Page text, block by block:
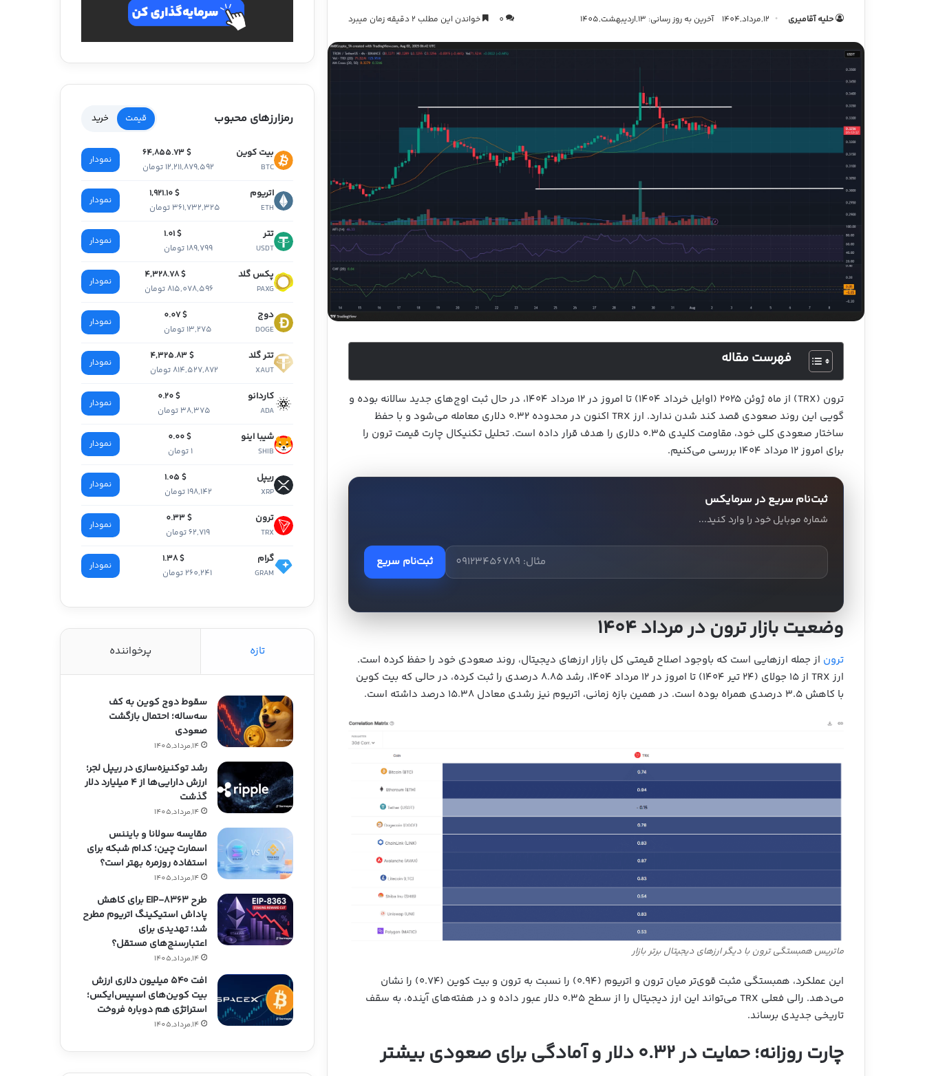
حلیه آقامیری 12,مرداد,1404 آخرین به روز رسانی: 13,اردیبهشت,1405 0 خواندن این مطلب 2 دقیقه زمان میبرد
فهرست مقاله
ترون (TRX) از ماه ژوئن ۲۰۲۵ (اوایل خرداد ۱۴۰۴) تا امروز در ۱۲ مرداد ۱۴۰۴، در حال ثبت اوج‌های جدید سالانه بوده و
گویی این روند صعودی قصد کند شدن ندارد. ارز TRX اکنون در محدوده ۰.۳۲ دلاری معامله می‌شود و با حفظ
ساختار صعودی کلی خود، مقاومت کلیدی ۰.۳۵ دلاری را هدف قرار داده است. تحلیل تکنیکال چارت قیمت ترون را
برای امروز ۱۲ مرداد ۱۴۰۴ بررسی می‌کنیم.
ثبت‌نام سریع در سرمایکس
شماره موبایل خود را وارد کنید...
ثبت‌نام سریع
وضعیت بازار ترون در مرداد ۱۴۰۴
ترون از جمله ارزهایی است که باوجود اصلاح قیمتی کل بازار ارزهای دیجیتال، روند صعودی خود را حفظ کرده است.
ارز TRX از ۱۵ جولای (۲۴ تیر ۱۴۰۴) تا امروز در ۱۲ مرداد ۱۴۰۴، رشد ۸.۸۵ درصدی را ثبت کرده، در حالی که بیت کوین
با کاهش ۳.۵ درصدی همراه بوده است. در همین بازه زمانی، اتریوم نیز رشدی معادل ۱۵.۳۸ درصد داشته است.
ماتریس همبستگی ترون با دیگر ارزهای دیجیتال برتر بازار
این عملکرد، همبستگی مثبت قوی‌تر میان ترون و اتریوم (۰.۹۴) را نسبت به ترون و بیت کوین (۰.۷۴) را نشان
می‌دهد. رالی فعلی TRX می‌تواند این ارز دیجیتال را از سطح ۰.۳۵ دلار عبور داده و در هفته‌های آینده، به سقف
تاریخی جدیدی برساند.
چارت روزانه؛ حمایت در ۰.۳۲ دلار و آمادگی برای صعودی بیشتر
رمزارزهای محبوب قیمت خرید
بیت کوین
BTC
$ 64,855.73
12,211,879,592 تومان
نمودار
اتریوم
ETH
$ 1,921.10
361,732,325 تومان
نمودار
تتر
USDT
$ 1.01
189,799 تومان
نمودار
پکس گلد
PAXG
$ 4,328.78
815,078,596 تومان
نمودار
دوج
DOGE
$ 0.07
13,275 تومان
نمودار
تتر گلد
XAUT
$ 4,325.83
814,527,872 تومان
نمودار
کاردانو
ADA
$ 0.20
38,375 تومان
نمودار
شیبا اینو
SHIB
$ 0.00
1 تومان
نمودار
ریپل
XRP
$ 1.05
198,142 تومان
نمودار
ترون
TRX
$ 0.33
62,719 تومان
نمودار
گرام
GRAM
$ 1.38
260,241 تومان
نمودار
تازه پرخواننده
سقوط دوج کوین به کف
سه‌ساله؛ احتمال بازگشت
صعودی
14,مرداد,1405
رشد توکنیزه‌سازی در ریپل لجر؛
ارزش دارایی‌ها از ۴ میلیارد دلار
گذشت
14,مرداد,1405
مقایسه سولانا و بایننس
اسمارت چین؛ کدام شبکه برای
استفاده روزمره بهتر است؟
14,مرداد,1405
طرح EIP-8363 برای کاهش
پاداش استیکینگ اتریوم مطرح
شد؛ تهدیدی برای
اعتبارسنج‌های مستقل؟
14,مرداد,1405
افت ۵۴۰ میلیون دلاری ارزش
بیت کوین‌های اسپیس‌ایکس؛
استراتژی هم دوباره فروخت
14,مرداد,1405